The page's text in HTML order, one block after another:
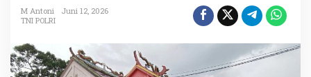
i
B
h
M Antoni
Juni 12, 2026
TNI POLRI